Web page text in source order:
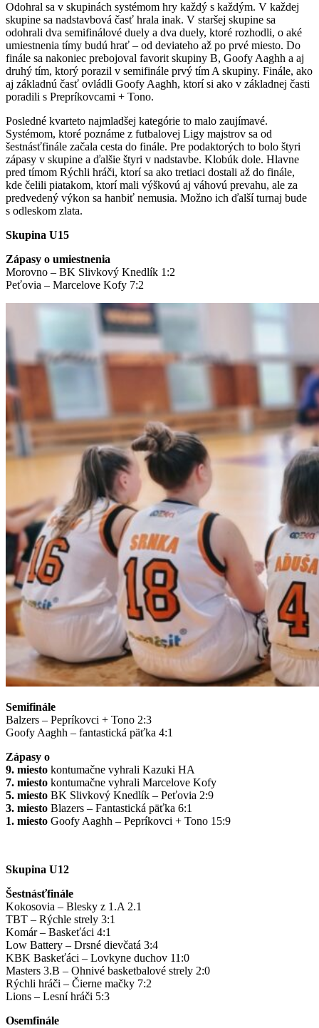
Odohral sa v skupinách systémom hry každý s každým. V každej
skupine sa nadstavbová časť hrala inak. V staršej skupine sa
odohrali dva semifinálové duely a dva duely, ktoré rozhodli, o aké
umiestnenia tímy budú hrať – od deviateho až po prvé miesto. Do
finále sa nakoniec prebojoval favorit skupiny B, Goofy Aaghh a aj
druhý tím, ktorý porazil v semifinále prvý tím A skupiny. Finále, ako
aj základnú časť ovládli Goofy Aaghh, ktorí si ako v základnej časti
poradili s Prepríkovcami + Tono.
Posledné kvarteto najmladšej kategórie to malo zaujímavé.
Systémom, ktoré poznáme z futbalovej Ligy majstrov sa od
šestnásťfinále začala cesta do finále. Pre podaktorých to bolo štyri
zápasy v skupine a ďalšie štyri v nadstavbe. Klobúk dole. Hlavne
pred tímom Rýchli hráči, ktorí sa ako tretiaci dostali až do finále,
kde čelili piatakom, ktorí mali výškovú aj váhovú prevahu, ale za
predvedený výkon sa hanbiť nemusia. Možno ich ďalší turnaj bude
s odleskom zlata.
Skupina U15
Zápasy o umiestnenia
Morovno – BK Slivkový Knedlík 1:2
Peťovia – Marcelove Kofy 7:2
Semifinále
Balzers – Pepríkovci + Tono 2:3
Goofy Aaghh – fantastická päťka 4:1
Zápasy o
9. miesto kontumačne vyhrali Kazuki HA
7. miesto kontumačne vyhrali Marcelove Kofy
5. miesto BK Slivkový Knedlík – Peťovia 2:9
3. miesto Blazers – Fantastická päťka 6:1
1. miesto Goofy Aaghh – Pepríkovci + Tono 15:9
Skupina U12
Šestnásťfinále
Kokosovia – Blesky z 1.A 2.1
TBT – Rýchle strely 3:1
Komár – Baskeťáci 4:1
Low Battery – Drsné dievčatá 3:4
KBK Baskeťáci – Lovkyne duchov 11:0
Masters 3.B – Ohnivé basketbalové strely 2:0
Rýchli hráči – Čierne mačky 7:2
Lions – Lesní hráči 5:3
Osemfinále